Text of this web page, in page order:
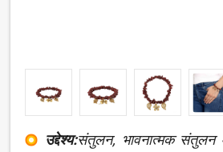
उद्देश्य:संतुलन, भावनात्मक